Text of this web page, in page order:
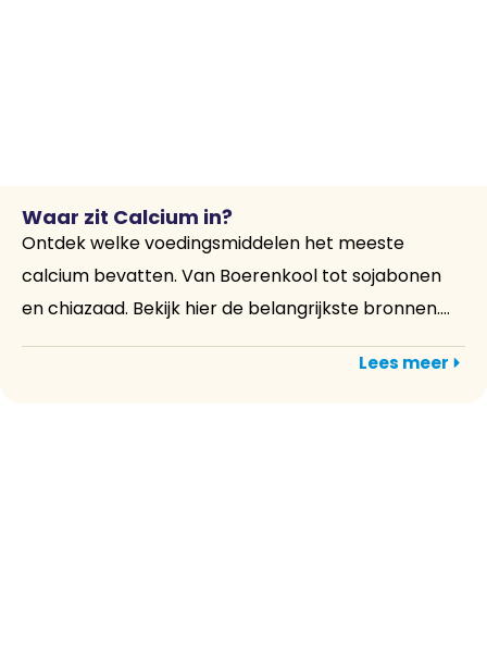
Waar zit Calcium in?
Ontdek welke voedingsmiddelen het meeste
calcium bevatten. Van Boerenkool tot sojabonen
en chiazaad. Bekijk hier de belangrijkste bronnen....
Lees meer